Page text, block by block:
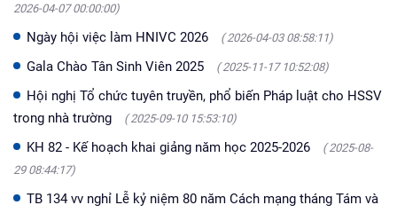
2026-04-07 00:00:00)
Ngày hội việc làm HNIVC 2026 ( 2026-04-03 08:58:11)
Gala Chào Tân Sinh Viên 2025 ( 2025-11-17 10:52:08)
Hội nghị Tổ chức tuyên truyền, phổ biến Pháp luật cho HSSV
trong nhà trường
( 2025-09-10 15:53:10)
KH 82 - Kế hoạch khai giảng năm học 2025-2026
( 2025-08-
29 08:44:17)
TB 134 vv nghỉ Lễ kỷ niệm 80 năm Cách mạng tháng Tám và